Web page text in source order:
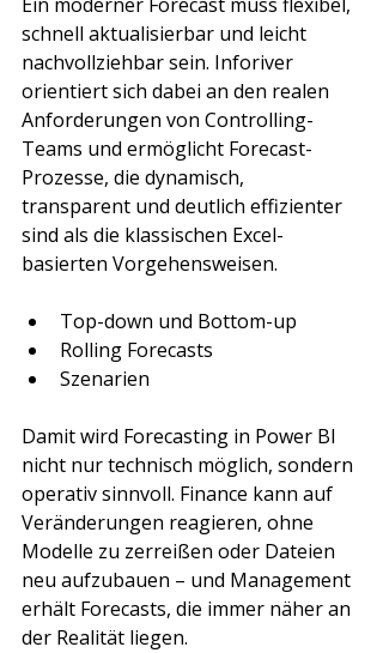
schnell aktualisierbar und leicht
nachvollziehbar sein. Inforiver
orientiert sich dabei an den realen
Anforderungen von Controlling-
Teams und ermöglicht Forecast-
Prozesse, die dynamisch,
transparent und deutlich effizienter
sind als die klassischen Excel-
basierten Vorgehensweisen.
Top-down und Bottom-up
Rolling Forecasts
Szenarien
Damit wird Forecasting in Power BI
nicht nur technisch möglich, sondern
operativ sinnvoll. Finance kann auf
Veränderungen reagieren, ohne
Modelle zu zerreißen oder Dateien
neu aufzubauen – und Management
erhält Forecasts, die immer näher an
der Realität liegen.